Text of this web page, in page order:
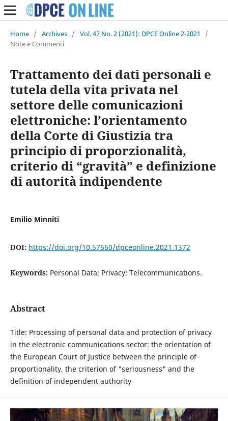
Home / Archives / Vol. 47 No. 2 (2021): DPCE Online 2-2021
/
Note e Commenti
Trattamento dei dati personali e
tutela della vita privata nel
settore delle comunicazioni
elettroniche: l’orientamento
della Corte di Giustizia tra
principio di proporzionalità,
criterio di “gravità” e definizione
di autorità indipendente
Emilio Minniti
DOI: https://doi.org/10.57660/dpceonline.2021.1372
Keywords: Personal Data; Privacy; Telecommunications.
Abstract
Title: Processing of personal data and protection of privacy
in the electronic communications sector: the orientation of
the European Court of Justice between the principle of
proportionality, the criterion of "seriousness" and the
definition of independent authority